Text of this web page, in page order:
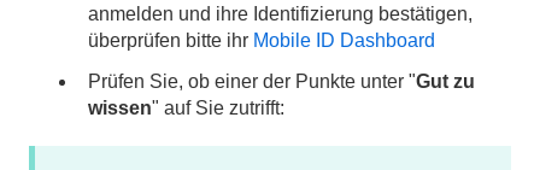
anmelden und ihre Identifizierung bestätigen,
überprüfen bitte ihr Mobile ID Dashboard
Prüfen Sie, ob einer der Punkte unter "Gut zu
wissen" auf Sie zutrifft: